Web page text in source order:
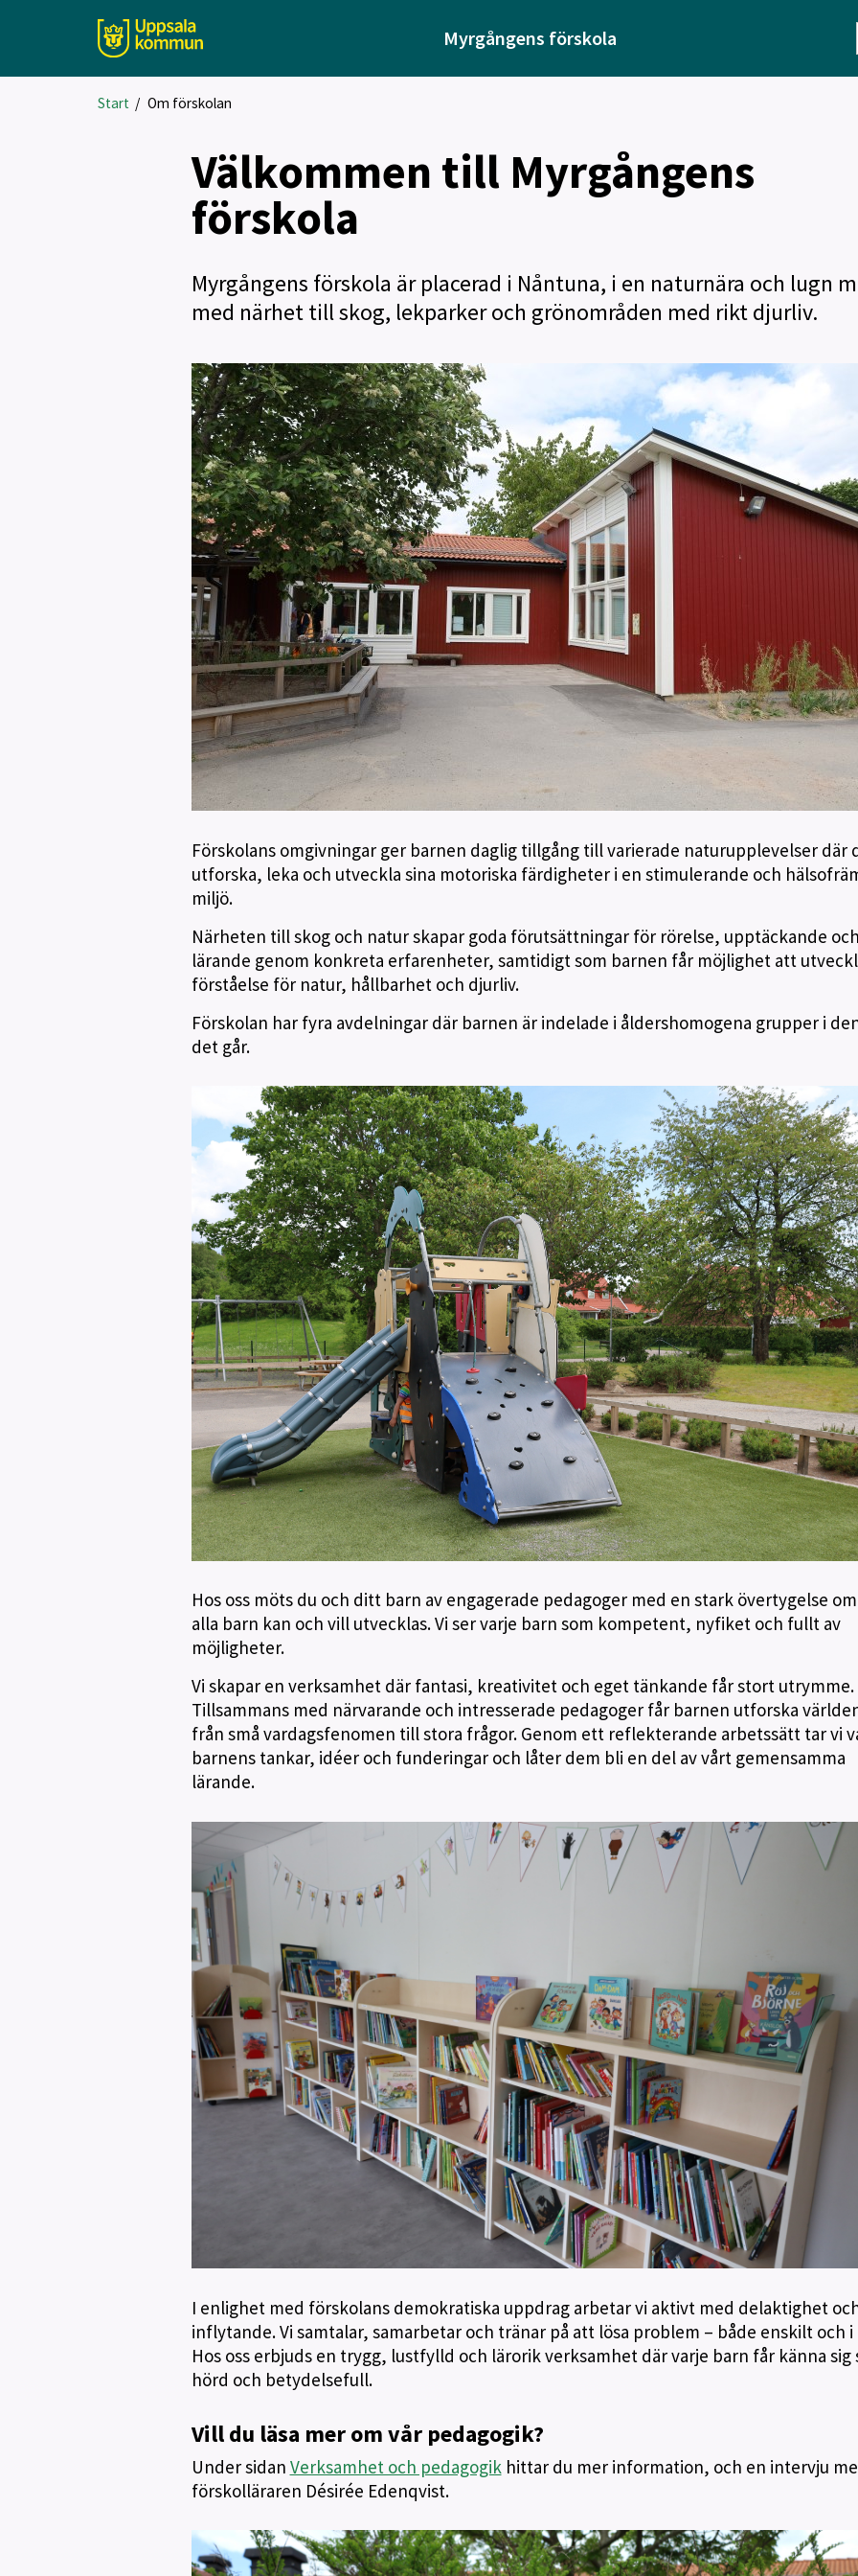
Myrgångens förskola
Start / Om förskolan
Välkommen till Myrgångens
förskola
Myrgångens förskola är placerad i Nåntuna, i en naturnära och lugn
med närhet till skog, lekparker och grönområden med rikt djurliv.
Förskolans omgivningar ger barnen daglig tillgång till varierade naturupplevelser där
utforska, leka och utveckla sina motoriska färdigheter i en stimulerande och
miljö.
Närheten till skog och natur skapar goda förutsättningar för rörelse, upptäckande
lärande genom konkreta erfarenheter, samtidigt som barnen får möjlighet att
förståelse för natur, hållbarhet och djurliv.
Förskolan har fyra avdelningar där barnen är indelade i åldershomogena grupper i
det går.
Hos oss möts du och ditt barn av engagerade pedagoger med en stark övertygelse
alla barn kan och vill utvecklas. Vi ser varje barn som kompetent, nyfiket och fullt av
möjligheter.
Vi skapar en verksamhet där fantasi, kreativitet och eget tänkande får stort utrymme.
Tillsammans med närvarande och intresserade pedagoger får barnen utforska
från små vardagsfenomen till stora frågor. Genom ett reflekterande arbetssätt tar vi
barnens tankar, idéer och funderingar och låter dem bli en del av vårt gemensamma
lärande.
I enlighet med förskolans demokratiska uppdrag arbetar vi aktivt med delaktighet
inflytande. Vi samtalar, samarbetar och tränar på att lösa problem – både enskilt och i
Hos oss erbjuds en trygg, lustfylld och lärorik verksamhet där varje barn får känna sig
hörd och betydelsefull.
Vill du läsa mer om vår pedagogik?
Under sidan Verksamhet och pedagogik hittar du mer information, och en intervju
förskolläraren Désirée Edenqvist.